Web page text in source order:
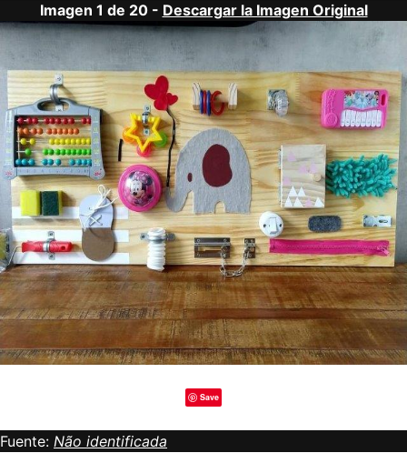
Imagen 1 de 20 - Descargar la Imagen Original
Save
Fuente: Não identificada